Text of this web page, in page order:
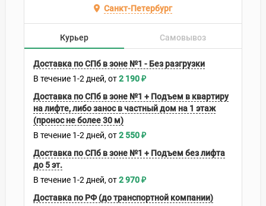
Санкт-Петербург
Курьер Самовывоз
Доставка по СПб в зоне №1 - Без разгрузки
В течение 1-2 дней 2 190₽
Доставка по СПб в зоне №1 + Подъем в квартиру
на лифте, либо занос в частный дом на 1 этаж
(пронос не более 30 м)
В течение 1-2 дней 2 550₽
Доставка по СПб в зоне №1 + Подъем без лифта
до 5 эт.
В течение 1-2 дней 2 970₽
Доставка по РФ (до транспортной компании)